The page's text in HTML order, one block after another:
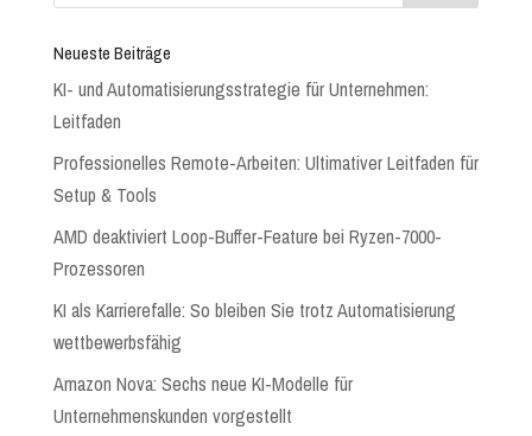
Neueste Beiträge
KI- und Automatisierungsstrategie für Unternehmen:
Leitfaden
Professionelles Remote-Arbeiten: Ultimativer Leitfaden für
Setup & Tools
AMD deaktiviert Loop-Buffer-Feature bei Ryzen-7000-
Prozessoren
KI als Karrierefalle: So bleiben Sie trotz Automatisierung
wettbewerbsfähig
Amazon Nova: Sechs neue KI-Modelle für
Unternehmenskunden vorgestellt